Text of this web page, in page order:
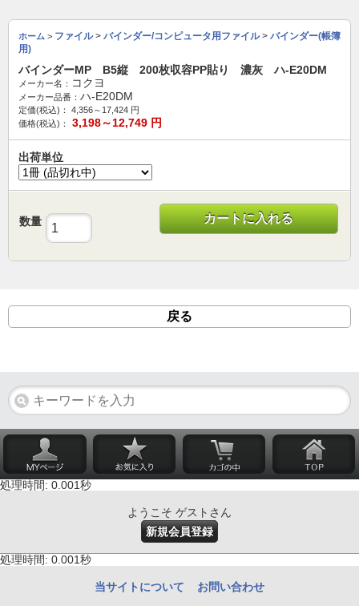
ホーム > ファイル> バインダー/コンピュータ用ファイル> バインダー(帳簿
用)
バインダーMP B5縦 200枚収容PP貼り 濃灰 ハ-E20DM
メーカー名： コクヨ
メーカー品番： ハ-E20DM
定価(税込)： 4,356～17,424 円
価格(税込)：
3,198～12,749 円
出荷単位
数量 カートに入れる
戻る
処理時間: 0.001秒
ようこそ ゲストさん
新規会員登録
処理時間: 0.001秒
当サイトについて お問い合わせ